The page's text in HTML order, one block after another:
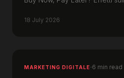
18 July 2026
MARKETING DIGITALE·6 min read